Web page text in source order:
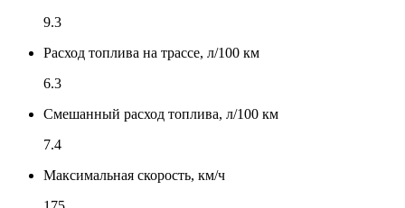
9.3
Расход топлива на трассе, л/100 км
6.3
Смешанный расход топлива, л/100 км
7.4
Максимальная скорость, км/ч